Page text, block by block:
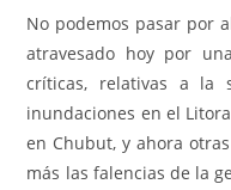
No podemos pasar por
atravesado hoy por
críticas, relativas a la
inundaciones en el
en Chubut, y ahora
más las falencias de la